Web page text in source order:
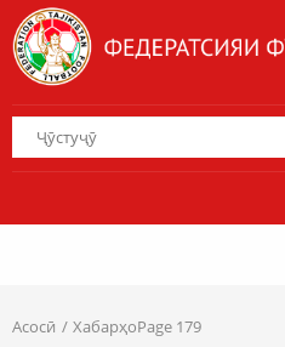
Асосӣ ХабарҳоPage 179